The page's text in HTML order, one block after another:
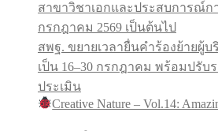
สาขาวิชาเอกและประสบการณ์ก
กรกฎาคม 2569 เป็นต้นไป
สพฐ. ขยายเวลายื่นคำร้องย้ายผู้
เป็น 16–30 กรกฎาคม พร้อมปรับ
ประเมิน
Creative Nature – Vol.14: